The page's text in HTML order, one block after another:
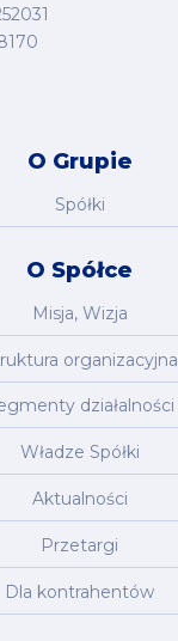
O Grupie
Spółki
O Spółce
Misja, Wizja
organizacyjna
działalności
Władze Spółki
Aktualności
Przetargi
Dla kontrahentów